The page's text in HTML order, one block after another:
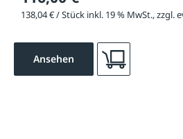
138,04 € / Stück inkl. 19 % MwSt., zzgl.
Ansehen